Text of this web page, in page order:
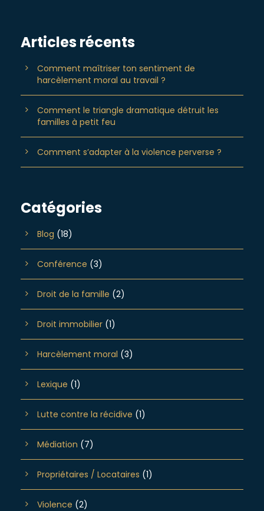
Articles récents
Comment maîtriser ton sentiment de
harcèlement moral au travail ?
Comment le triangle dramatique détruit les
familles à petit feu
Comment s’adapter à la violence perverse ?
Catégories
Blog (18)
Conférence (3)
Droit de la famille (2)
Droit immobilier (1)
Harcèlement moral (3)
Lexique (1)
Lutte contre la récidive (1)
Médiation (7)
Propriétaires / Locataires (1)
Violence (2)